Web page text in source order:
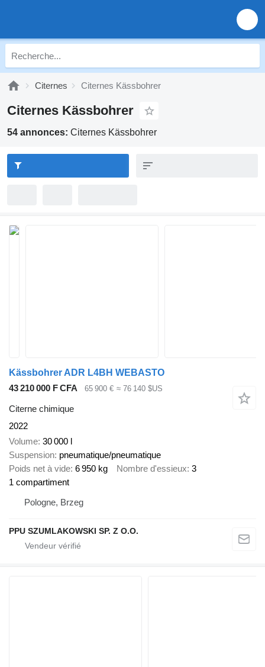
Citernes Citernes Kässbohrer
Citernes Kässbohrer
54 annonces: Citernes Kässbohrer
Kässbohrer ADR L4BH WEBASTO
43 210 000 F CFA
65 900 € ≈ 76 140 $US
Citerne chimique
2022
Volume 30 000 l
Suspension pneumatique/pneumatique
Poids net à vide 6 950 kg Nombre d'essieux 3
1 compartiment
Pologne, Brzeg
PPU SZUMLAKOWSKI SP. Z O.O.